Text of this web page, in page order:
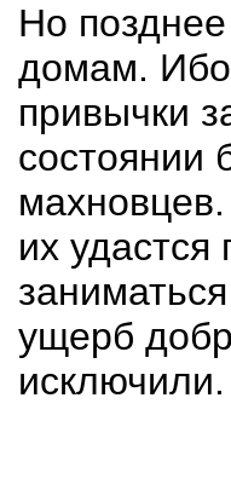
Но
домам. Ибо
привычки
состоянии
их
ущерб
исключили.